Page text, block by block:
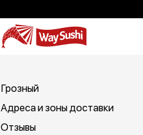
Грозный
Адреса и зоны доставки
Отзывы